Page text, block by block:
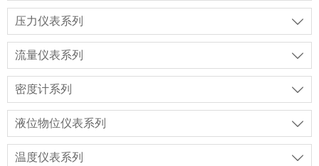
压力仪表系列 
流量仪表系列 
密度计系列 
液位物位仪表系列 
温度仪表系列 